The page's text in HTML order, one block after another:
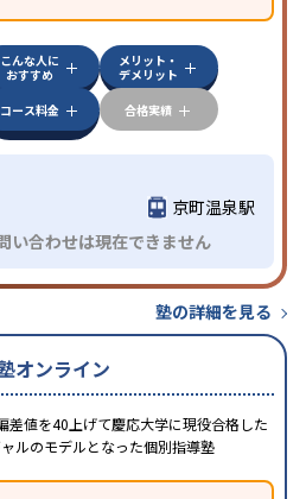
こんな人に
おすすめ
メリット・
デメリット
コース料金 合格実績
京町温泉駅
い合わせは現在できません
塾の詳細を見る
オンライン
差値を40上げて慶応大学に現役合格した
ルのモデルとなった個別指導塾